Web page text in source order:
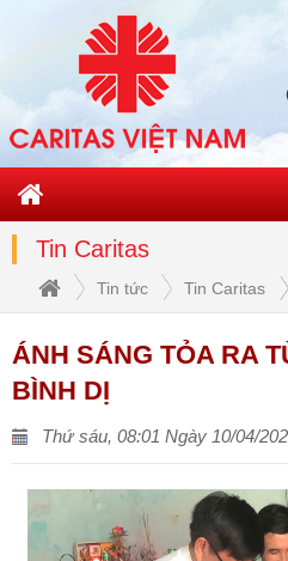
Tin Caritas
Tin tức Tin Caritas
ÁNH SÁNG TỎA RA
BÌNH DỊ
Thứ sáu, 08:01 Ngày 10/04/